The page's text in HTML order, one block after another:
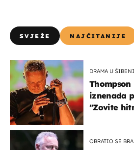
SVJEŽE NAJČITANIJE
DRAMA U
iznenada
"Zovite
OBRATIO SE